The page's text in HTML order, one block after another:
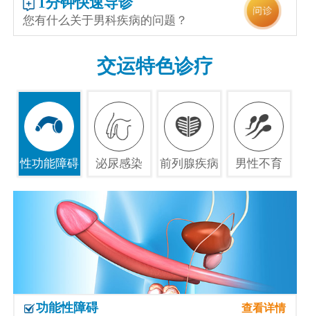
您有什么关于男科疾病的问题？
交运特色诊疗
性功能障碍 泌尿感染 前列腺疾病 男性不育
功能性障碍 查看详情